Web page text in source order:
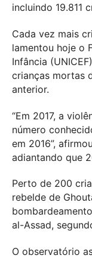
incluindo 19.811
Cada vez mais
lamentou hoje o
Infância
crianças mortas
anterior.
“Em 2017, a
número
em 2016”,
adiantando que
Perto de 200
rebelde de
al-Assad,
O observatório